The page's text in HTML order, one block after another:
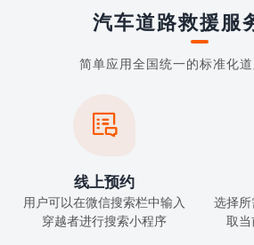
汽车道路救援服
简单应用全国统一的标准化

线上预约
用户可以在微信搜索栏中输入
穿越者进行搜索小程序
选择
取